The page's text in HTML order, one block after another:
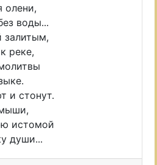
олени,
воды...
залитым,
реке,
и стонут.
истомой
души...